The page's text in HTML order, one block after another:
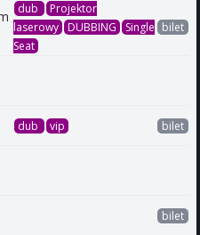
dub
Projektor
laserowy
DUBBING
Single
Seat
bilet
dub vip bilet
bilet